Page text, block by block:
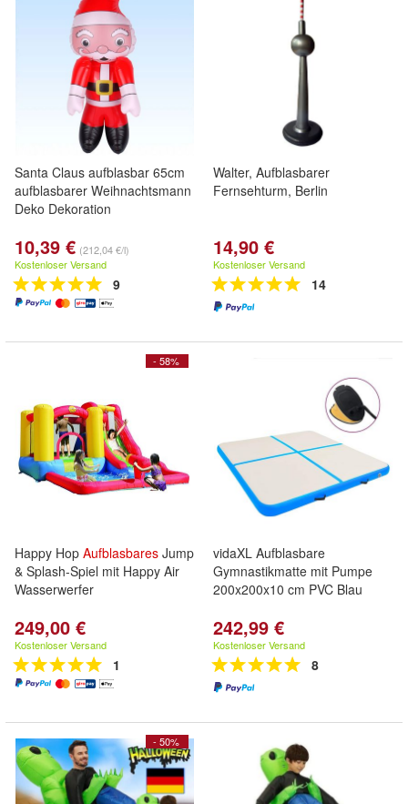
Santa Claus aufblasbar 65cm
aufblasbarer Weihnachtsmann
Deko Dekoration
10,39 € (212,04 €/l)
Kostenloser Versand
9
Walter, Aufblasbarer
Fernsehturm, Berlin
14,90 €
Kostenloser Versand
14
- 58%
Happy Hop Aufblasbares Jump
& Splash-Spiel mit Happy Air
Wasserwerfer
249,00 €
Kostenloser Versand
1
vidaXL Aufblasbare
Gymnastikmatte mit Pumpe
200x200x10 cm PVC Blau
242,99 €
Kostenloser Versand
8
- 50%